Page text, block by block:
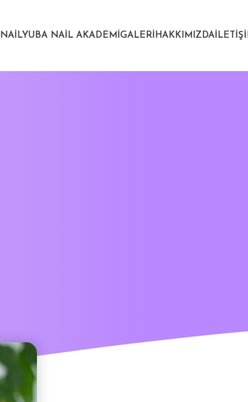
NAILYUBA NAIL AKADEMI GALERI HAKKIMIZDA